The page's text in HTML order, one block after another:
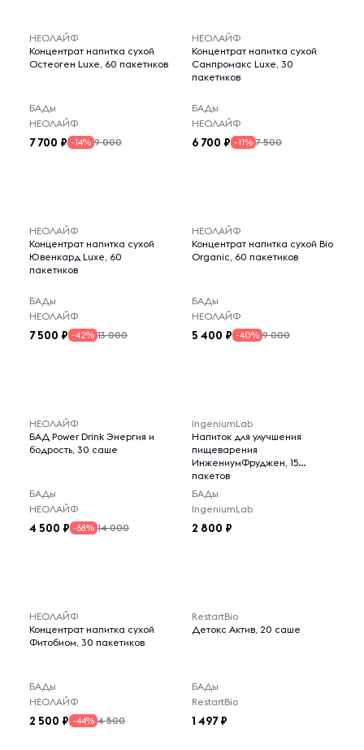
НЕОЛАЙФ
Концентрат напитка сухой
Остеоген Luxe, 60 пакетиков
БАДы
НЕОЛАЙФ
7 700 -14% 9 000
НЕОЛАЙФ
Концентрат напитка сухой
Санпромакс Luxe, 30
пакетиков
БАДы
НЕОЛАЙФ
6 700 -11% 7 500
НЕОЛАЙФ
Концентрат напитка сухой
Ювенкард Luxe, 60
пакетиков
БАДы
НЕОЛАЙФ
7 500 -42% 13 000
НЕОЛАЙФ
Концентрат напитка сухой Bio
Organic, 60 пакетиков
БАДы
НЕОЛАЙФ
5 400 -40% 9 000
НЕОЛАЙФ
БАД Power Drink Энергия и
бодрость, 30 саше
БАДы
НЕОЛАЙФ
4 500 -68% 14 000
IngeniumLab
Напиток для улучшения
пищеварения
ИнжениумФруджен, 15
пакетов
БАДы
IngeniumLab
2 800
НЕОЛАЙФ
Концентрат напитка сухой
Фитобиом, 30 пакетиков
БАДы
НЕОЛАЙФ
2 500 -44% 4 500
RestartBio
Детокс Актив, 20 саше
БАДы
RestartBio
1 497